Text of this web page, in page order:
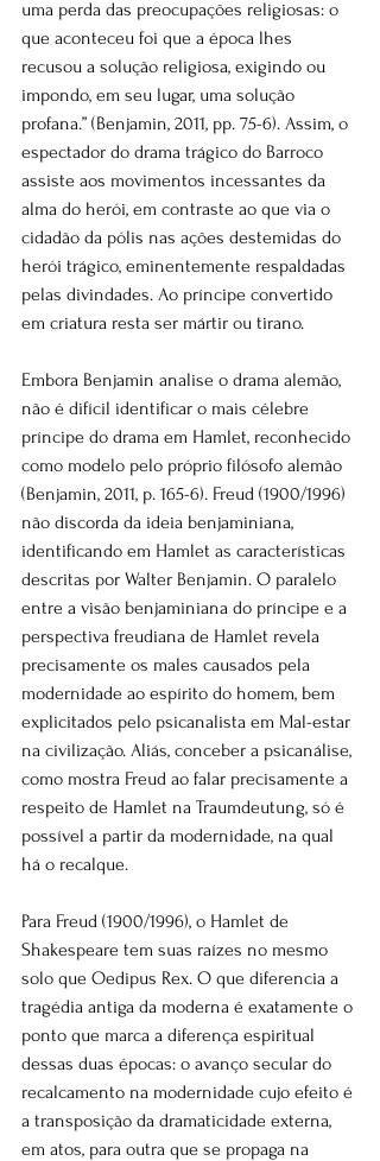
uma perda das preocupações religiosas: o
que aconteceu foi que a época lhes
recusou a solução religiosa, exigindo ou
impondo, em seu lugar, uma solução
profana.” (Benjamin, 2011, pp. 75-6). Assim, o
espectador do drama trágico do Barroco
assiste aos movimentos incessantes da
alma do herói, em contraste ao que via o
cidadão da pólis nas ações destemidas do
herói trágico, eminentemente respaldadas
pelas divindades. Ao príncipe convertido
em criatura resta ser mártir ou tirano.
Embora Benjamin analise o drama alemão,
não é difícil identificar o mais célebre
príncipe do drama em Hamlet, reconhecido
como modelo pelo próprio filósofo alemão
(Benjamin, 2011, p. 165-6). Freud (1900/1996)
não discorda da ideia benjaminiana,
identificando em Hamlet as características
descritas por Walter Benjamin. O paralelo
entre a visão benjaminiana do príncipe e a
perspectiva freudiana de Hamlet revela
precisamente os males causados pela
modernidade ao espírito do homem, bem
explicitados pelo psicanalista em Mal-estar
na civilização. Aliás, conceber a psicanálise,
como mostra Freud ao falar precisamente a
respeito de Hamlet na Traumdeutung, só é
possível a partir da modernidade, na qual
há o recalque.
Para Freud (1900/1996), o Hamlet de
Shakespeare tem suas raízes no mesmo
solo que Oedipus Rex. O que diferencia a
tragédia antiga da moderna é exatamente o
ponto que marca a diferença espiritual
dessas duas épocas: o avanço secular do
recalcamento na modernidade cujo efeito é
a transposição da dramaticidade externa,
em atos, para outra que se propaga na